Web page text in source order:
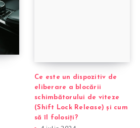
Ce este un dispozitiv de
eliberare a blocării
schimbătorului de viteze
(Shift Lock Release) și cum
să îl folosiți?